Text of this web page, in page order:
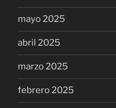
mayo 2025
abril 2025
marzo 2025
febrero 2025